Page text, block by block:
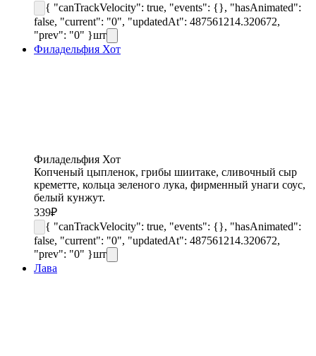
{ "canTrackVelocity": true, "events": {}, "hasAnimated":
false, "current": "0", "updatedAt": 487561214.320672,
"prev": "0" }шт
Филадельфия Хот
Филадельфия Хот
Копченый цыпленок, грибы шиитаке, сливочный сыр
креметте, кольца зеленого лука, фирменный унаги соус,
белый кунжут.
339₽
{ "canTrackVelocity": true, "events": {}, "hasAnimated":
false, "current": "0", "updatedAt": 487561214.320672,
"prev": "0" }шт
Лава